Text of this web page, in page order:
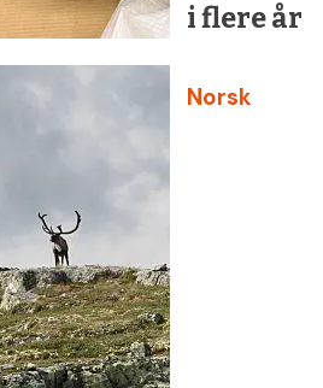
i flere år
Norsk